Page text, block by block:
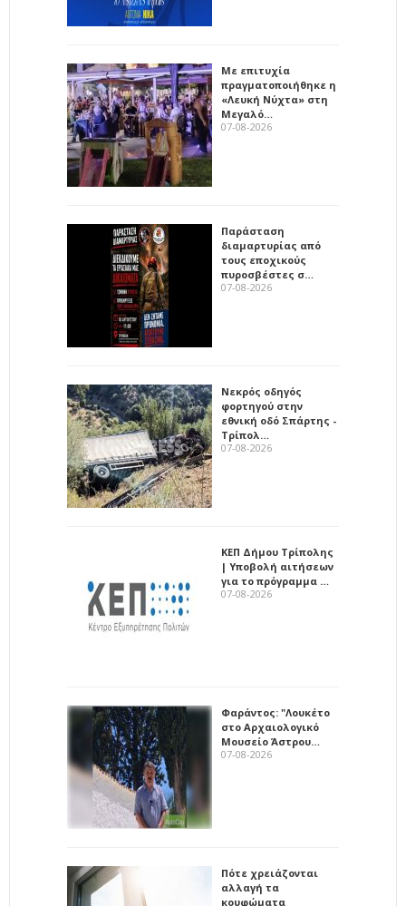
Με επιτυχία
πραγματοποιήθηκε η
«Λευκή Νύχτα» στη
Μεγαλό…
07-08-2026
Παράσταση
διαμαρτυρίας από
τους εποχικούς
πυροσβέστες σ…
07-08-2026
Νεκρός οδηγός
φορτηγού στην
εθνική οδό Σπάρτης -
Τρίπολ…
07-08-2026
ΚΕΠ Δήμου Τρίπολης
| Υποβολή αιτήσεων
για το πρόγραμμα …
07-08-2026
Φαράντος: "Λουκέτο
στο Αρχαιολογικό
Μουσείο Άστρου…
07-08-2026
Πότε χρειάζονται
αλλαγή τα
κουφώματα